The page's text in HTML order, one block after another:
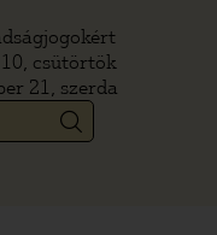
csütörtök
21, szerda